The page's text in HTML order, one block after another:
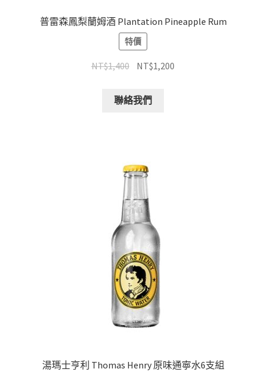
普雷森鳳梨蘭姆酒 Plantation Pineapple Rum
特價
NT$1,400 NT$1,200
聯絡我們
湯瑪士亨利 Thomas Henry 原味通寧水6支組